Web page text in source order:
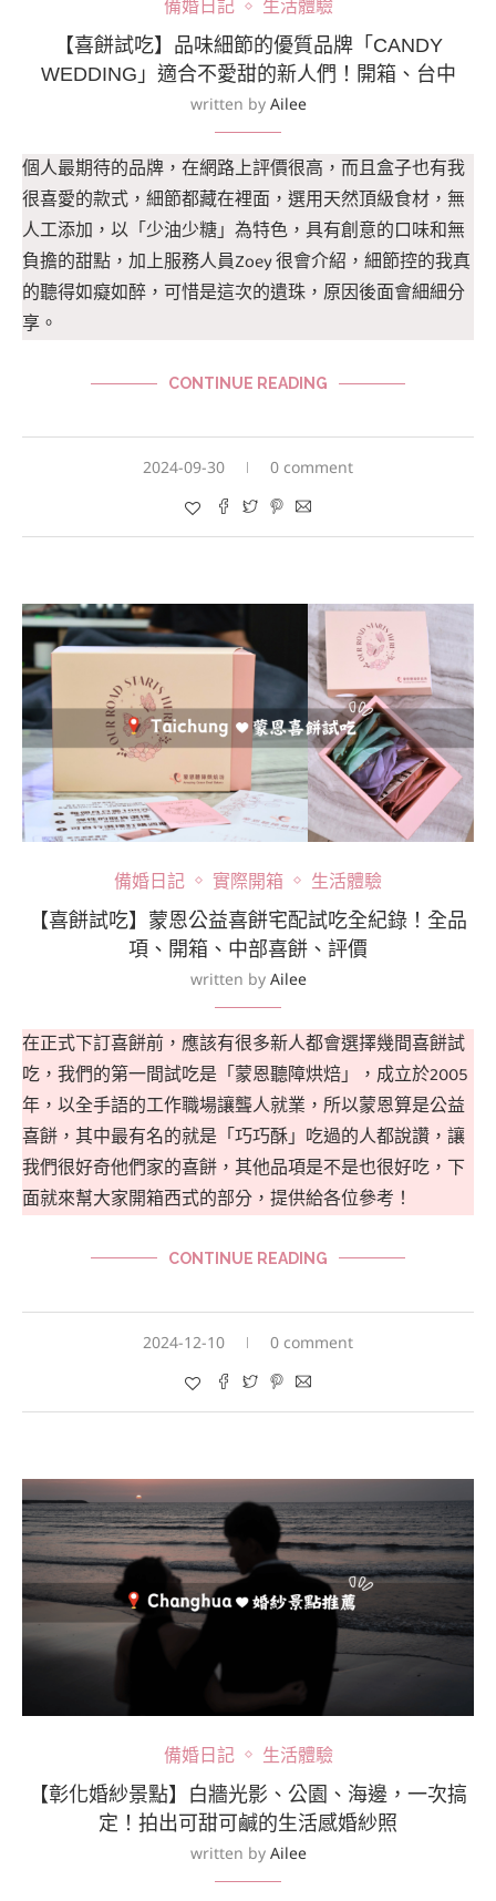
備婚日記 生活體驗
【喜餅試吃】品味細節的優質品牌「CANDY
WEDDING」適合不愛甜的新人們！開箱、台中
written by Ailee
個人最期待的品牌，在網路上評價很高，而且盒子也有我
很喜愛的款式，細節都藏在裡面，選用天然頂級食材，無
人工添加，以「少油少糖」為特色，具有創意的口味和無
負擔的甜點，加上服務人員Zoey 很會介紹，細節控的我真
的聽得如癡如醉，可惜是這次的遺珠，原因後面會細細分
享。
CONTINUE READING
2024-09-30 0 comment
備婚日記 實際開箱 生活體驗
【喜餅試吃】蒙恩公益喜餅宅配試吃全紀錄！全品
項、開箱、中部喜餅、評價
written by Ailee
在正式下訂喜餅前，應該有很多新人都會選擇幾間喜餅試
吃，我們的第一間試吃是「蒙恩聽障烘焙」，成立於2005
年，以全手語的工作職場讓聾人就業，所以蒙恩算是公益
喜餅，其中最有名的就是「巧巧酥」吃過的人都說讚，讓
我們很好奇他們家的喜餅，其他品項是不是也很好吃，下
面就來幫大家開箱西式的部分，提供給各位參考！
CONTINUE READING
2024-12-10 0 comment
備婚日記 生活體驗
【彰化婚紗景點】白牆光影、公園、海邊，一次搞
定！拍出可甜可鹹的生活感婚紗照
written by Ailee